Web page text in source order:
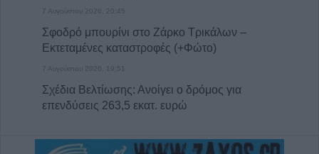
7 Αυγούστου 2026, 20:45
Σφοδρό μπουρίνι στο Ζάρκο Τρικάλων –
Εκτεταμένες καταστροφές (+Φώτο)
7 Αυγούστου 2026, 19:51
Σχέδια Βελτίωσης: Ανοίγει ο δρόμος για
επενδύσεις 263,5 εκατ. ευρώ
Καταβλήθηκαν 33,58 εκατ. ευρώ σε 67.746